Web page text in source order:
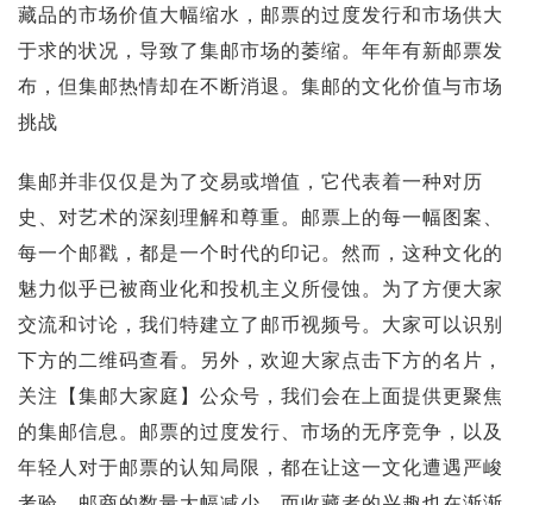
藏品的市场价值大幅缩水，邮票的过度发行和市场供大
于求的状况，导致了集邮市场的萎缩。年年有新邮票发
布，但集邮热情却在不断消退。集邮的文化价值与市场
挑战
集邮并非仅仅是为了交易或增值，它代表着一种对历
史、对艺术的深刻理解和尊重。邮票上的每一幅图案、
每一个邮戳，都是一个时代的印记。然而，这种文化的
魅力似乎已被商业化和投机主义所侵蚀。为了方便大家
交流和讨论，我们特建立了邮币视频号。大家可以识别
下方的二维码查看。另外，欢迎大家点击下方的名片，
关注【集邮大家庭】公众号，我们会在上面提供更聚焦
的集邮信息。邮票的过度发行、市场的无序竞争，以及
年轻人对于邮票的认知局限，都在让这一文化遭遇严峻